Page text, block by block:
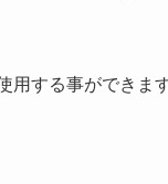
する事ができます